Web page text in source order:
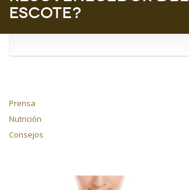
escote?
Prensa
Nutrición
Consejos